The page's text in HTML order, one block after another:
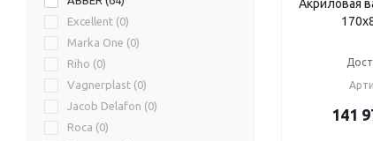
Акриловая
141
Excellent (0)
Marka One (0)
Riho (0)
Vagnerplast (0)
Jacob Delafon (0)
Roca (0)